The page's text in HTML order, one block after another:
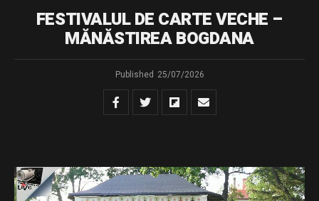
FESTIVALUL DE CARTE VECHE –
MĂNĂSTIREA BOGDANA
Published 25/07/2026
Urmăriți transmisiunea LIVE de la Mănăstirea Bogdana a
celei de-a doua ediții a Festivalului de Carte Veche